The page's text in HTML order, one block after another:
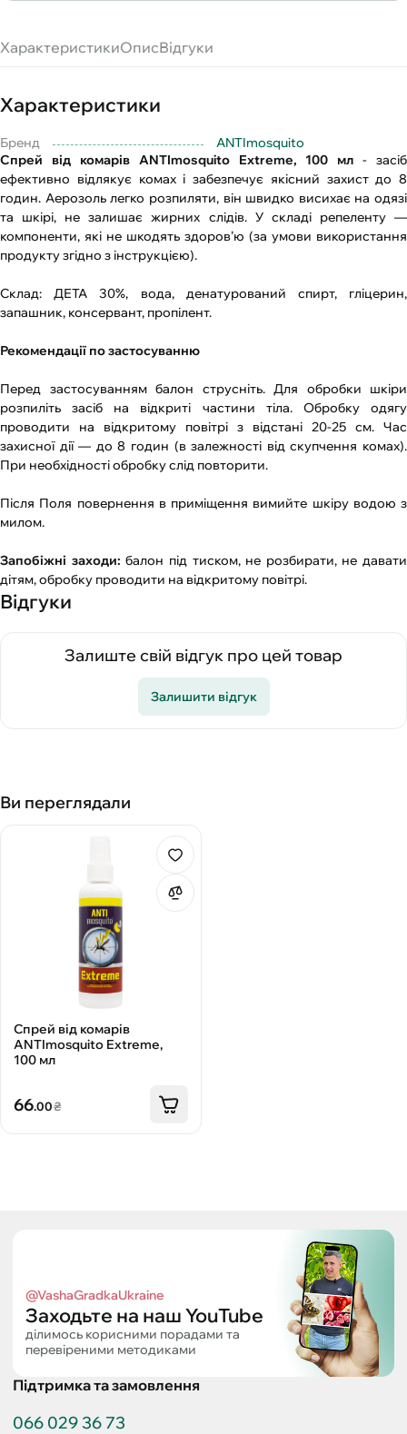
ХарактеристикиОписВідгуки
Характеристики
Бренд
ANTImosquito
Спрей від комарів ANTImosquito Extreme, 100 мл - засіб
ефективно відлякує комах і забезпечує якісний захист до 8
годин. Аерозоль легко розпиляти, він швидко висихає на одязі
та шкірі, не залишає жирних слідів. У складі репеленту —
компоненти, які не шкодять здоров’ю (за умови використання
продукту згідно з інструкцією).
Склад: ДЕТА 30%, вода, денатурований спирт, гліцерин,
запашник, консервант, пропілент.
Рекомендації по застосуванню
Перед застосуванням балон струсніть. Для обробки шкіри
розпиліть засіб на відкриті частини тіла. Обробку одягу
проводити на відкритому повітрі з відстані 20-25 см. Час
захисної дії — до 8 годин (в залежності від скупчення комах).
При необхідності обробку слід повторити.
Після Поля повернення в приміщення вимийте шкіру водою з
милом.
Запобіжні заходи: балон під тиском, не розбирати, не давати
дітям, обробку проводити на відкритому повітрі.
Відгуки
Залиште свій відгук про цей товар
Залишити відгук
Ви переглядали
Спрей від комарів
ANTImosquito Extreme,
100 мл
66.00₴
@VashaGradkaUkraine
Заходьте на наш YouTube
ділимось корисними порадами та
перевіреними методиками
Підтримка та замовлення
066 029 36 73